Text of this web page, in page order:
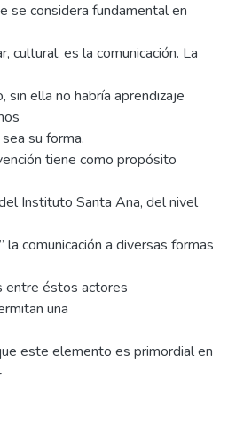
se considera fundamental en
cultural, es la comunicación. La
sin ella no habría aprendizaje
su forma.
tiene como propósito
Instituto Santa Ana, del nivel
comunicación a diversas formas
entre éstos actores
una
este elemento es primordial en